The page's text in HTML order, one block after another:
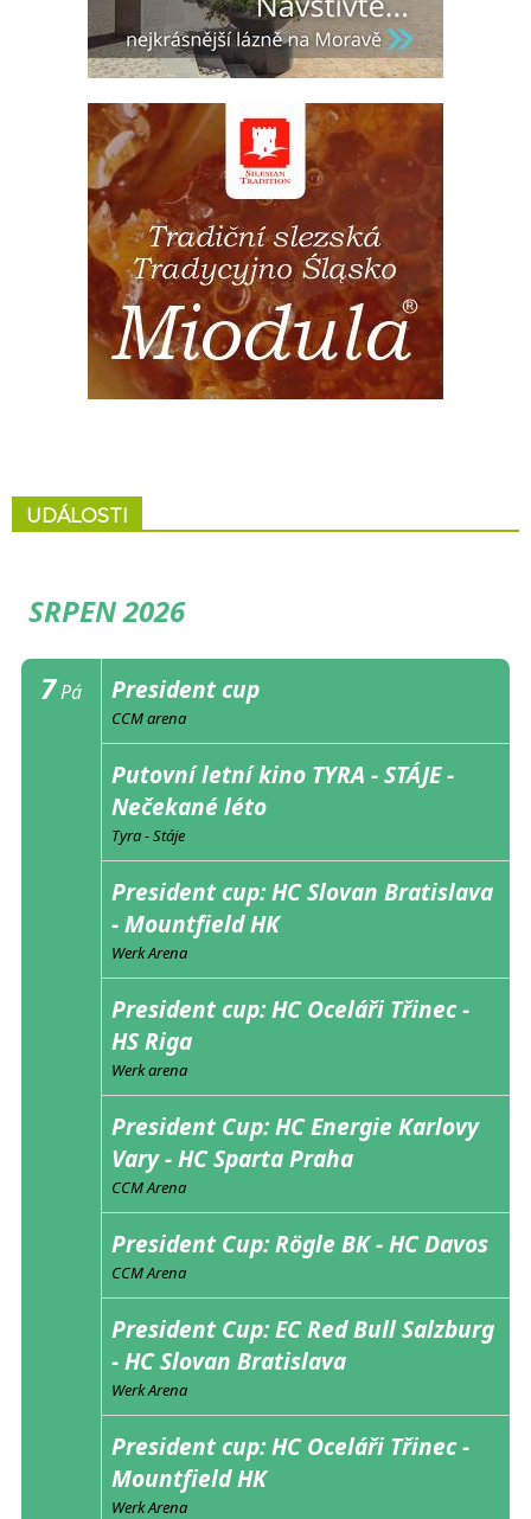
UDÁLOSTI
SRPEN 2026
7Pá President cup
CCM arena
Putovní letní kino TYRA - STÁJE -
Nečekané léto
Tyra - Stáje
President cup: HC Slovan Bratislava
- Mountfield HK
Werk Arena
President cup: HC Oceláři Třinec -
HS Riga
Werk arena
President Cup: HC Energie Karlovy
Vary - HC Sparta Praha
CCM Arena
President Cup: Rögle BK - HC Davos
CCM Arena
President Cup: EC Red Bull Salzburg
- HC Slovan Bratislava
Werk Arena
President cup: HC Oceláři Třinec -
Mountfield HK
Werk Arena